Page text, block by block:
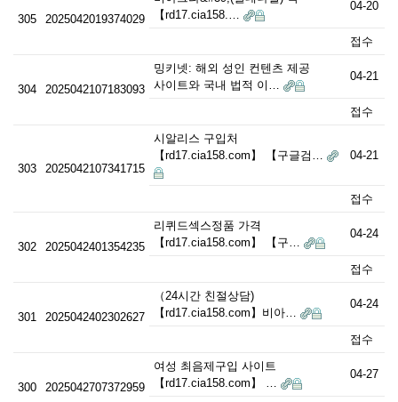
305 2025042019374029
【rd17.cia158.…
04-20
접수
304 2025042107183093
밍키넷: 해외 성인 컨텐츠 제공
사이트와 국내 법적 이…
04-21
접수
303 2025042107341715
시알리스 구입처
【rd17.cia158.com】 【구글검…
04-21
접수
302 2025042401354235
리퀴드섹스정품 가격
【rd17.cia158.com】 【구…
04-24
접수
301 2025042402302627
（24시간 친절상담)
【rd17.cia158.com】비아…
04-24
접수
300 2025042707372959
여성 최음제구입 사이트
【rd17.cia158.com】 …
04-27